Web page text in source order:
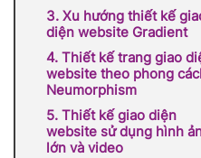
3. Xu hướng thiết kế
diện website Gradient
4. Thiết kế trang giao
website theo phong
Neumorphism
5. Thiết kế giao diện
website sử dụng hình
lớn và video